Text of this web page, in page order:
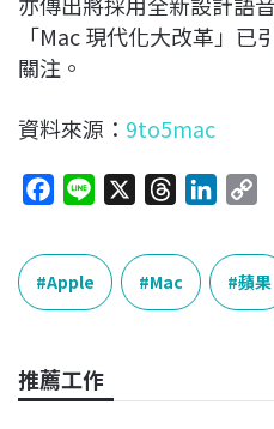
「Mac 現代化大改革」
關注。
資料來源： 9to5mac
c
e
b
o
k
n
r
e
a
n
e
n
p
y
L
k
Apple Mac 蘋果
推薦工作